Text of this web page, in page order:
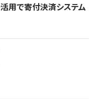
用で寄付決済システム